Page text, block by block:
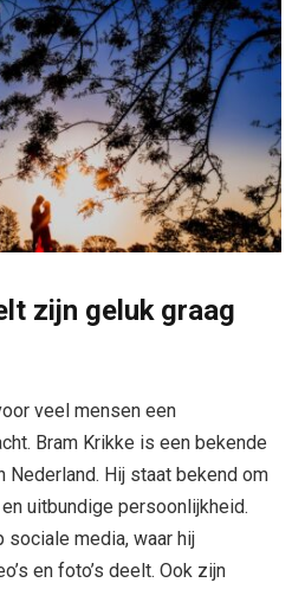
zijn geluk graag
veel mensen een
Bram Krikke is een bekende
Nederland. Hij staat bekend om
uitbundige persoonlijkheid.
media, waar hij
en foto’s deelt. Ook zijn